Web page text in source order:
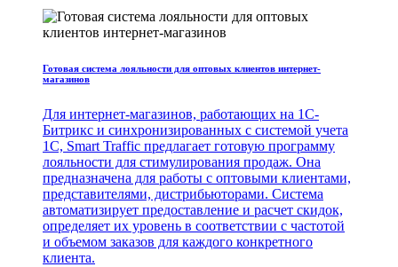
Готовая система лояльности для оптовых клиентов интернет-
магазинов
Для интернет-магазинов, работающих на 1С-
Битрикс и синхронизированных с системой учета
1С, Smart Traffic предлагает готовую программу
лояльности для стимулирования продаж. Она
предназначена для работы с оптовыми клиентами,
представителями, дистрибьюторами. Система
автоматизирует предоставление и расчет скидок,
определяет их уровень в соответствии с частотой
и объемом заказов для каждого конкретного
клиента.